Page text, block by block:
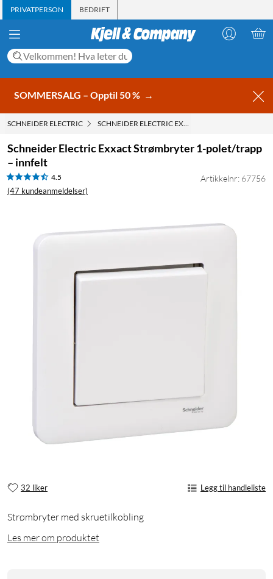
PRIVATPERSON BEDRIFT
SOMMERSALG – Opptil 50 % →
SCHNEIDER ELECTRIC SCHNEIDER ELECTRIC EXXACT STRØMBRYTER 1-
Schneider Electric Exxact Strømbryter 1-polet/trapp
– innfelt
4.5
(47 kundeanmeldelser)
Artikkelnr: 67756
32 liker Legg til handleliste
Strømbryter med skruetilkobling
Les mer om produktet